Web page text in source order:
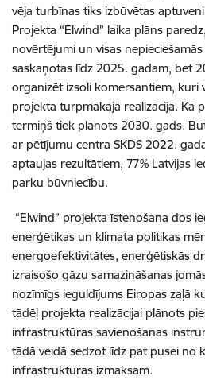
vēja turbīnas tiks izbūvētas
Projekta “Elwind” laika plāns
novērtējumi un visas
saskaņotas līdz 2025. gadam, bet
organizēt izsoli komersantiem, kuri
projekta turpmākajā realizācijā. Kā
termiņš tiek plānots 2030. gads.
ar pētījumu centra SKDS 2022.
aptaujas rezultātiem, 77% Latvijas
parku būvniecību.
“Elwind” projekta īstenošana dos
enerģētikas un klimata politikas
energoefektivitātes, enerģētiskās
izraisošo gāzu samazināšanas
nozīmīgs ieguldījums Eiropas zaļā
tādēļ projekta realizācijai plānots
infrastruktūras savienošanas
tādā veidā sedzot līdz pat pusei no
infrastruktūras izmaksām.